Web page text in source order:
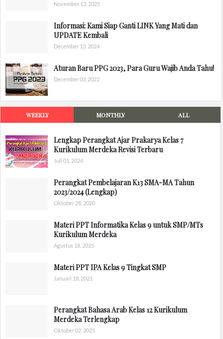
November 13, 2025
Informasi: Kami Siap Ganti LINK Yang Mati dan
UPDATE Kembali
December 13, 2024
Aturan Baru PPG 2023, Para Guru Wajib Anda Tahu!
December 03, 2022
WEEKLY MONTHLY ALL
Lengkap Perangkat Ajar Prakarya Kelas 7
Kurikulum Merdeka Revisi Terbaru
Juli 01, 2024
Perangkat Pembelajaran K13 SMA-MA Tahun
2023/2024 (Lengkap)
Oktober 28, 2020
Materi PPT Informatika Kelas 9 untuk SMP/MTs
Kurikulum Merdeka
Agustus 18, 2025
Materi PPT IPA Kelas 9 Tingkat SMP
Januari 18, 2021
Perangkat Bahasa Arab Kelas 12 Kurikulum
Merdeka Terlengkap
Oktober 02, 2025